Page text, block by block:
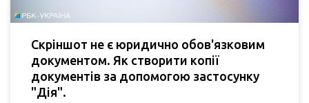
Скріншот не є юридично обов'язковим
документом. Як створити копії
документів за допомогою застосунку
"Дія".